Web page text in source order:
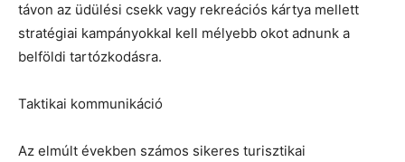
távon az üdülési csekk vagy rekreációs kártya mellett
stratégiai kampányokkal kell mélyebb okot adnunk a
belföldi tartózkodásra.
Taktikai kommunikáció
Az elmúlt években számos sikeres turisztikai